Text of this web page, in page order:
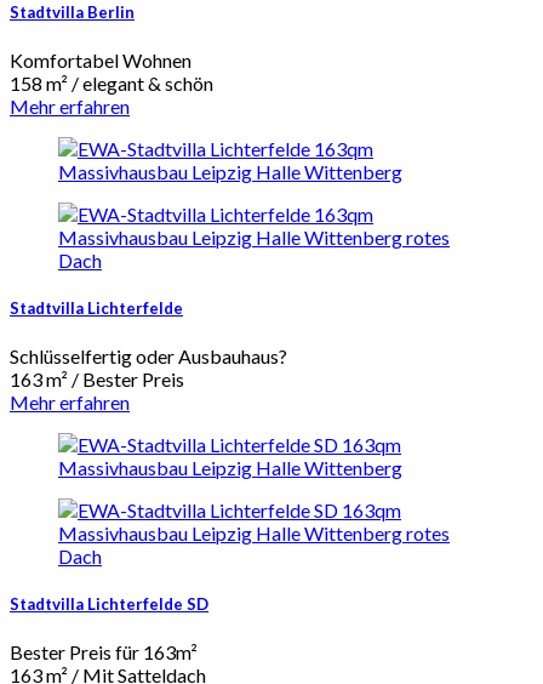
Stadtvilla Berlin
Komfortabel Wohnen
158 m² / elegant & schön
Mehr erfahren
Stadtvilla Lichterfelde
Schlüsselfertig oder Ausbauhaus?
163 m² / Bester Preis
Mehr erfahren
Stadtvilla Lichterfelde SD
Bester Preis für 163m²
163 m² / Mit Satteldach